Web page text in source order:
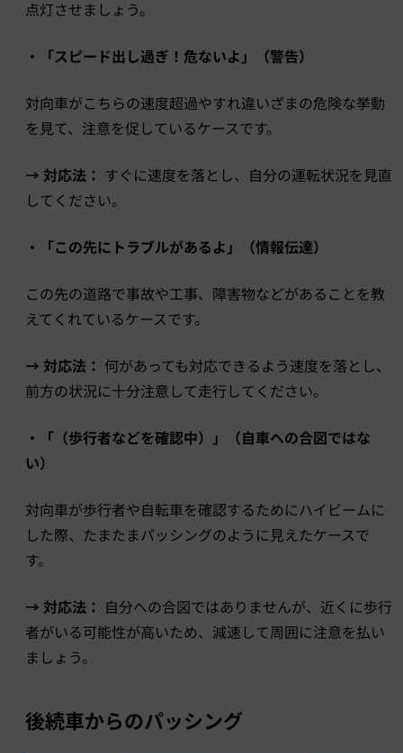
点灯させましょう。
・「スピード出し過ぎ！危ないよ」（警告）
対向車がこちらの速度超過やすれ違いざまの危険な挙動
を見て、注意を促しているケースです。
→ 対応法： すぐに速度を落とし、自分の運転状況を見直
してください。
・「この先にトラブルがあるよ」（情報伝達）
この先の道路で事故や工事、障害物などがあることを教
えてくれているケースです。
→ 対応法： 何があっても対応できるよう速度を落とし、
前方の状況に十分注意して走行してください。
・「（歩行者などを確認中）」（自車への合図ではな
い）
対向車が歩行者や自転車を確認するためにハイビームに
した際、たまたまパッシングのように見えたケースで
す。
→ 対応法： 自分への合図ではありませんが、近くに歩行
者がいる可能性が高いため、減速して周囲に注意を払い
ましょう。
後続車からのパッシング